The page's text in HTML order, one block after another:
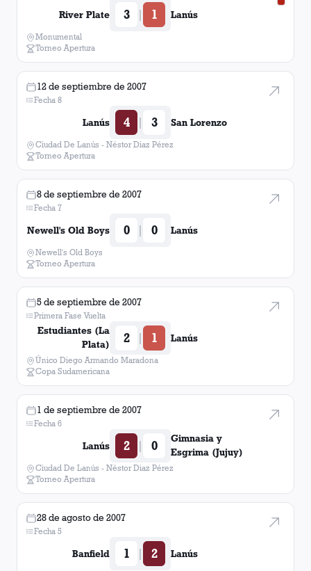
River Plate 3 | 1 Lanús
Monumental
Torneo Apertura
12 de septiembre de 2007
Fecha 8
Lanús 4 | 3 San Lorenzo
Ciudad De Lanús - Néstor Diaz Pérez
Torneo Apertura
8 de septiembre de 2007
Fecha 7
Newell's Old Boys 0 | 0 Lanús
Newell's Old Boys
Torneo Apertura
5 de septiembre de 2007
Primera Fase Vuelta
Estudiantes (La
Plata)
2 | 1 Lanús
Único Diego Armando Maradona
Copa Sudamericana
1 de septiembre de 2007
Fecha 6
Lanús 2 | 0
Gimnasia y
Esgrima (Jujuy)
Ciudad De Lanús - Néstor Diaz Pérez
Torneo Apertura
28 de agosto de 2007
Fecha 5
Banfield 1 | 2 Lanús